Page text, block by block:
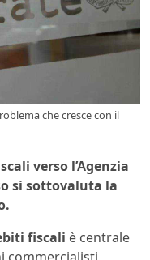
che cresce con il
verso l’Agenzia
si sottovaluta la
fiscali è centrale